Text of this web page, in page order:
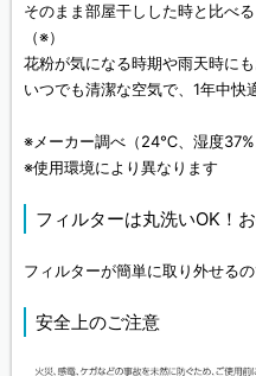
そのまま部屋干しした時と比べ
（※）
花粉が気になる時期や雨天時にも
いつでも清潔な空気で、1年中快
※メーカー調べ（24℃、湿度37%
※使用環境により異なります
フィルターは丸洗いOK！
フィルターが簡単に取り外せる
安全上のご注意